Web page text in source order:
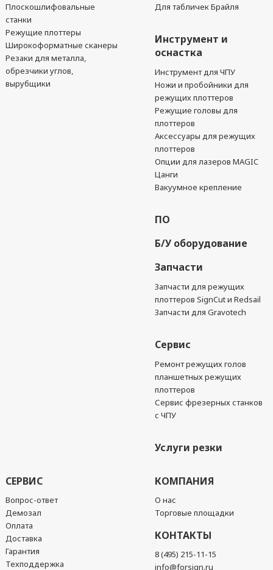
Плоскошлифовальные
станки
Режущие плоттеры
Широкоформатные сканеры
Резаки для металла,
обрезчики углов,
вырубщики
Для табличек Брайля
Инструмент и
оснастка
Инструмент для ЧПУ
Ножи и пробойники для
режущих плоттеров
Режущие головы для
плоттеров
Аксессуары для режущих
плоттеров
Опции для лазеров MAGIC
Цанги
Вакуумное крепление
ПО
Б/У оборудование
Запчасти
Запчасти для режущих
плоттеров SignCut и Redsail
Запчасти для Gravotech
Сервис
Ремонт режущих голов
планшетных режущих
плоттеров
Сервис фрезерных станков
с ЧПУ
Услуги резки
СЕРВИС
Вопрос-ответ
Демозал
Оплата
Доставка
Гарантия
Техподдержка
КОМПАНИЯ
О нас
Торговые площадки
КОНТАКТЫ
8 (495) 215-11-15
info@forsign.ru